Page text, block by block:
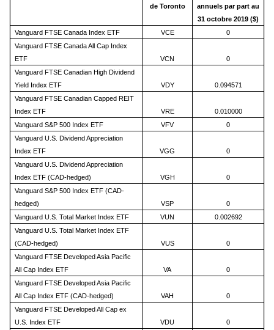
de Toronto
annuels par part au
31 octobre 2019 ($)
Vanguard FTSE Canada Index ETF
VCE
0
Vanguard FTSE Canada All Cap Index
ETF
VCN
0
Vanguard FTSE Canadian High Dividend
Yield Index ETF
VDY
0.094571
Vanguard FTSE Canadian Capped REIT
Index ETF
VRE
0.010000
Vanguard S&P 500 Index ETF
VFV
0
Vanguard U.S. Dividend Appreciation
Index ETF
VGG
0
Vanguard U.S. Dividend Appreciation
Index ETF (CAD-hedged)
VGH
0
Vanguard S&P 500 Index ETF (CAD-
hedged)
VSP
0
Vanguard U.S. Total Market Index ETF
VUN
0.002692
Vanguard U.S. Total Market Index ETF
(CAD-hedged)
VUS
0
Vanguard FTSE Developed Asia Pacific
All Cap Index ETF
VA
0
Vanguard FTSE Developed Asia Pacific
All Cap Index ETF (CAD-hedged)
VAH
0
Vanguard FTSE Developed All Cap ex
U.S. Index ETF
VDU
0